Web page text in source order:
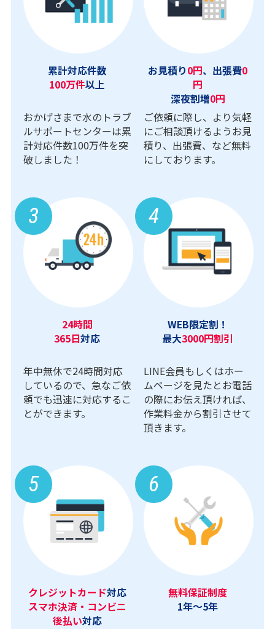
累計対応件数
100万件以上
おかげさまで水のトラブ
ルサポートセンターは累
計対応件数100万件を突
破しました！
お見積り0円、出張費0
円
深夜割増0円
ご依頼に際し、より気軽
にご相談頂けるようお見
積り、出張費、など無料
にしております。
3
24時間
365日対応
年中無休で24時間対応
しているので、急なご依
頼でも迅速に対応するこ
とができます。
4
WEB限定割！
最大3000円割引
LINE会員もしくはホー
ムページを見たとお電話
の際にお伝え頂ければ、
作業料金から割引させて
頂きます。
5
クレジットカード対応
スマホ決済・コンビニ
後払い対応
6
無料保証制度
1年～5年